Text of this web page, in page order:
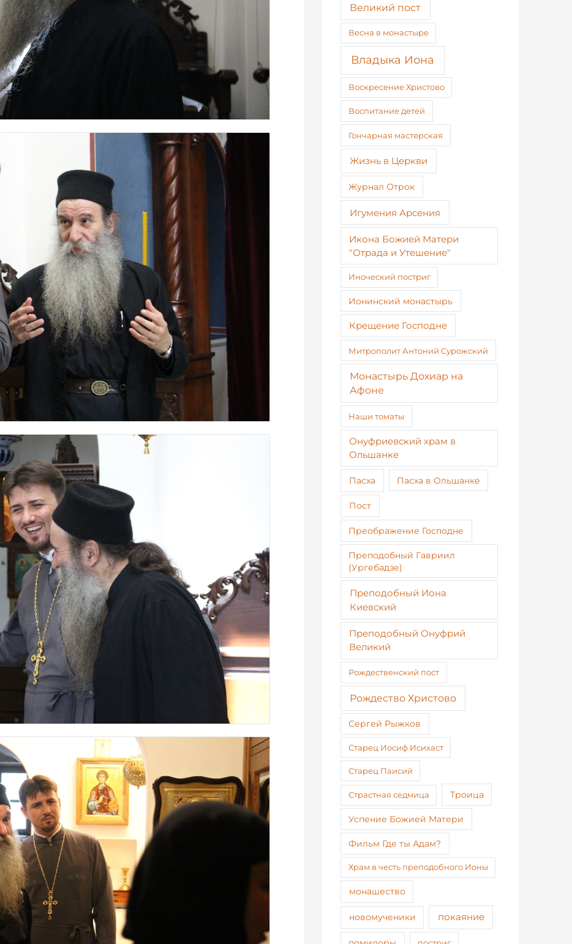
Великий пост
Весна в монастыре
Владыка Иона
Воскресение Христово
Воспитание детей
Гончарная мастерская
Жизнь в Церкви
Журнал Отрок
Игумения Арсения
Икона Божией Матери
"Отрада и Утешение"
Иноческий постриг
Ионинский монастырь
Крещение Господне
Митрополит Антоний Сурожский
Монастырь Дохиар на
Афоне
Наши томаты
Онуфриевский храм в
Ольшанке
Пасха Пасха в Ольшанке
Пост
Преображение Господне
Преподобный Гавриил
(Ургебадзе)
Преподобный Иона
Киевский
Преподобный Онуфрий
Великий
Рождественский пост
Рождество Христово
Сергей Рыжков
Старец Иосиф Исихаст
Старец Паисий
Страстная седмица Троица
Успение Божией Матери
Фильм Где ты Адам?
Храм в честь преподобного Ионы
монашество
новомученики покаяние